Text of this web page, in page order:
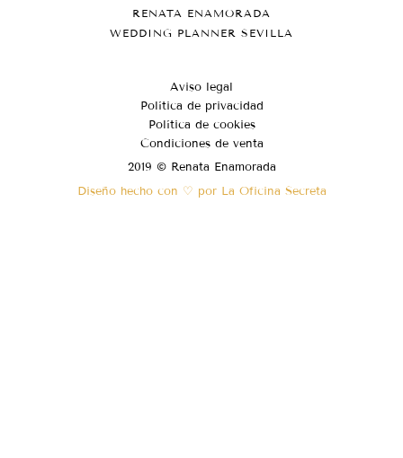
RENATA ENAMORADA
WEDDING PLANNER SEVILLA
Aviso legal
Política de privacidad
Política de cookies
Condiciones de venta
2019 © Renata Enamorada
Diseño hecho con ♡ por La Oficina Secreta